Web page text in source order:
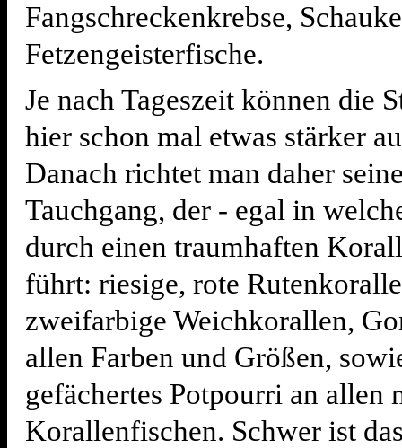
Fangschreckenkrebse,
Fetzengeisterfische.
Je nach Tageszeit können die
hier schon mal etwas stärker
Danach richtet man daher
Tauchgang, der - egal in
durch einen traumhaften
führt: riesige, rote
zweifarbige Weichkorallen,
allen Farben und Größen,
gefächertes Potpourri an allen
Korallenfischen. Schwer ist